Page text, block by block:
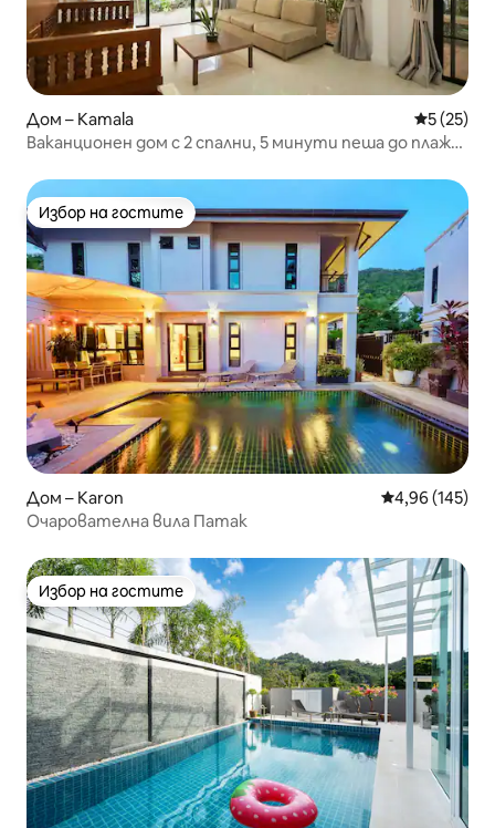
Дом – Kamala Средна
5 (25)
Ваканционен дом с 2 спални, 5 минути пеша до плажа
Избор на гостите
Избор на гостите
Дом – Karon Средна
4,96 (145)
Очарователна вила Патак
Избор на гостите
Избор на гостите